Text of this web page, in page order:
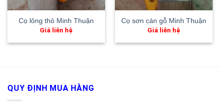
Cọ lông thỏ Minh Thuận
Giá liên hệ
Cọ sơn cán gỗ Minh Thuận
Giá liên hệ
QUY ĐỊNH MUA HÀNG